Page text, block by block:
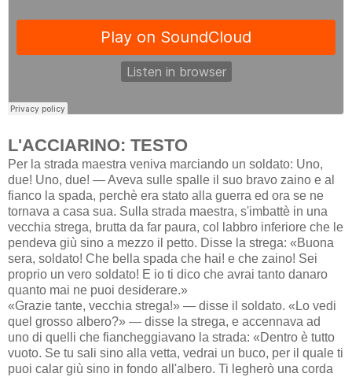
L'ACCIARINO: TESTO
Per la strada maestra veniva marciando un soldato: Uno,
due! Uno, due! — Aveva sulle spalle il suo bravo zaino e al
fianco la spada, perchè era stato alla guerra ed ora se ne
tornava a casa sua. Sulla strada maestra, s'imbattè in una
vecchia strega, brutta da far paura, col labbro inferiore che le
pendeva giù sino a mezzo il petto. Disse la strega: «Buona
sera, soldato! Che bella spada che hai! e che zaino! Sei
proprio un vero soldato! E io ti dico che avrai tanto danaro
quanto mai ne puoi desiderare.»
«Grazie tante, vecchia strega!» — disse il soldato. «Lo vedi
quel grosso albero?» — disse la strega, e accennava ad
uno di quelli che fiancheggiavano la strada: «Dentro è tutto
vuoto. Se tu sali sino alla vetta, vedrai un buco, per il quale ti
puoi calar giù sino in fondo all'albero. Ti legherò una corda